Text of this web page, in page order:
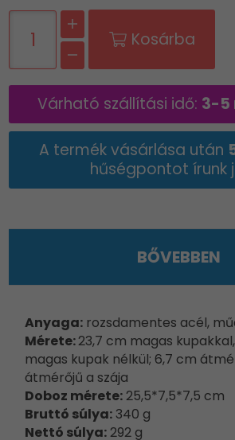
Kosárba
Várható szállítási idő: 3-5
A termék vásárlása után
hűségpontot írunk
BŐVEBBEN
Anyaga: rozsdamentes acél,
Mérete:23,7 cm magas
magas kupak nélkül; 6,7 cm
átmérőjű a szája
Doboz mérete:25,5*7,5*7,5 cm
Bruttó súlya: 340 g
Nettó súlya:292 g